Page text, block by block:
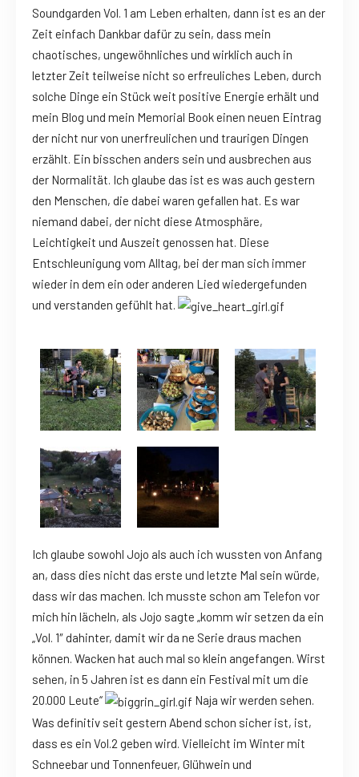
Soundgarden Vol. 1 am Leben erhalten, dann ist es an der
Zeit einfach Dankbar dafür zu sein, dass mein
chaotisches, ungewöhnliches und wirklich auch in
letzter Zeit teilweise nicht so erfreuliches Leben, durch
solche Dinge ein Stück weit positive Energie erhält und
mein Blog und mein Memorial Book einen neuen Eintrag
der nicht nur von unerfreulichen und traurigen Dingen
erzählt. Ein bisschen anders sein und ausbrechen aus
der Normalität. Ich glaube das ist es was auch gestern
den Menschen, die dabei waren gefallen hat. Es war
niemand dabei, der nicht diese Atmosphäre,
Leichtigkeit und Auszeit genossen hat. Diese
Entschleunigung vom Alltag, bei der man sich immer
wieder in dem ein oder anderen Lied wiedergefunden
und verstanden gefühlt hat.
Ich glaube sowohl Jojo als auch ich wussten von Anfang
an, dass dies nicht das erste und letzte Mal sein würde,
dass wir das machen. Ich musste schon am Telefon vor
mich hin lächeln, als Jojo sagte „komm wir setzen da ein
„Vol. 1″ dahinter, damit wir da ne Serie draus machen
können. Wacken hat auch mal so klein angefangen. Wirst
sehen, in 5 Jahren ist es dann ein Festival mit um die
20.000 Leute“
Naja wir werden sehen.
Was definitiv seit gestern Abend schon sicher ist, ist,
dass es ein Vol.2 geben wird. Vielleicht im Winter mit
Schneebar und Tonnenfeuer, Glühwein und